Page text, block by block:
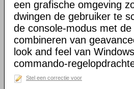
een grafische omgeving
dwingen de gebruiker te
de console-modus met
combineren van
look and feel van
commando-
Stel een correctie voor